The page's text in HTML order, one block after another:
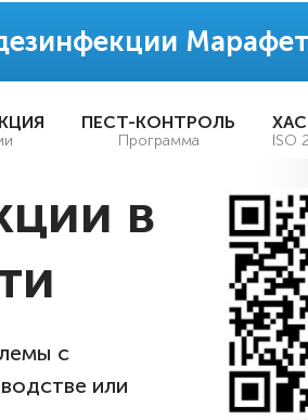
ПЕСТ-КОНТРОЛЬ
Программа ISO
в
с
или